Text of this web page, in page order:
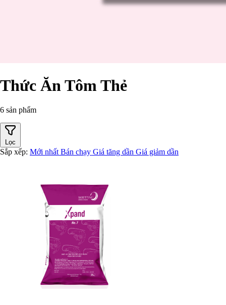
Thức Ăn Tôm Thẻ
6 sản phẩm
Lọc
Sắp xếp: Mới nhất Bán chạy Giá tăng dần Giá giảm dần